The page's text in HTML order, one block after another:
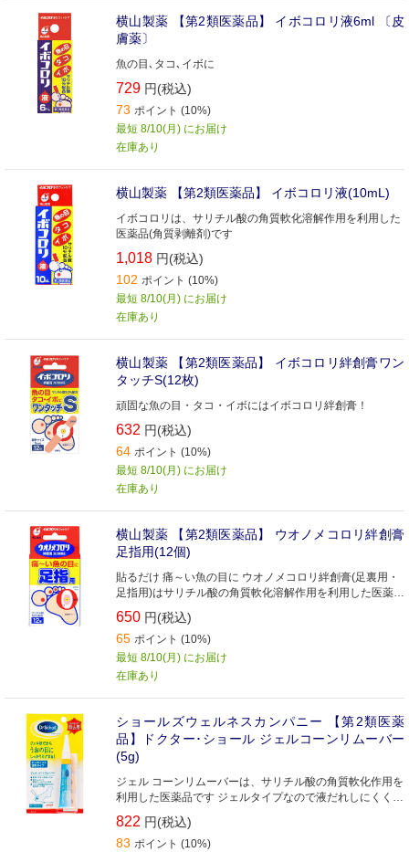
横山製薬 【第2類医薬品】 イボコロリ液6ml 〔皮
膚薬〕
魚の目､タコ､イボに
729 円(税込)
73 ポイント (10%)
最短 8/10(月) にお届け
在庫あり
横山製薬 【第2類医薬品】 イボコロリ液(10mL)
イボコロリは、サリチル酸の角質軟化溶解作用を利用した
医薬品(角質剥離剤)です
1,018 円(税込)
102 ポイント (10%)
最短 8/10(月) にお届け
在庫あり
横山製薬 【第2類医薬品】 イボコロリ絆創膏ワン
タッチS(12枚)
頑固な魚の目・タコ・イボにはイボコロリ絆創膏！
632 円(税込)
64 ポイント (10%)
最短 8/10(月) にお届け
在庫あり
横山製薬 【第2類医薬品】 ウオノメコロリ絆創膏
足指用(12個)
貼るだけ 痛～い魚の目に ウオノメコロリ絆創膏(足裏用・
足指用)はサリチル酸の角質軟化溶解作用を利用した医薬品
(角質剥離剤)です
650 円(税込)
65 ポイント (10%)
最短 8/10(月) にお届け
在庫あり
ショールズウェルネスカンパニー 【第2類医薬
品】ドクター･ショール ジェルコーンリムーバー
(5g)
ジェル コーンリムーバーは、サリチル酸の角質軟化作用を
利用した医薬品です ジェルタイプなので液だれしにくく、
簡単に患部に塗布できます 患部に塗布ししばらくすると乾
燥し白い被膜をつくり、厚く硬くなった皮膚をやわらかく
して、うおの目・たこ・いぼを取り去ります
822 円(税込)
83 ポイント (10%)